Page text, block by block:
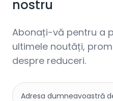
nostru
Abonați-vă pentru a
ultimele noutăți,
despre reduceri.